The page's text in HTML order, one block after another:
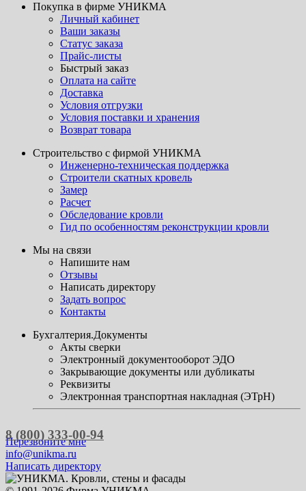
Покупка в фирме УНИКМА
Личный кабинет
Ваши заказы
Статус заказа
Прайс-листы
Быстрый заказ
Оплата на сайте
Доставка
Условия отгрузки
Условия поставки и хранения
Возврат товара
Строительство с фирмой УНИКМА
Инженерно-техническая поддержка
Строители скатных кровель
Замер
Расчет
Обследование кровли
Гид по особенностям реконструкции кровли
Мы на связи
Напишите нам
Отзывы
Написать директору
Задать вопрос
Контакты
Бухгалтерия.Документы
Акты сверки
Электронный документооборот ЭДО
Закрывающие документы или дубликаты
Реквизиты
Электронная транспортная накладная (ЭТрН)
8 (800) 333-00-94
Перезвоните мне
info@unikma.ru
Написать директору